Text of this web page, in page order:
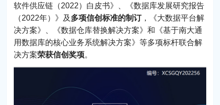
软件供应链（2022）白皮书》、《数据库发展研究报告
（2022年）》及 多项信创标准的制订，《大数据平台解
决方案》、《数据仓库替换解决方案》和《基于南大通
用数据库的核心业务系统解决方案》等多项标杆联合解
决方案荣获信创奖项。